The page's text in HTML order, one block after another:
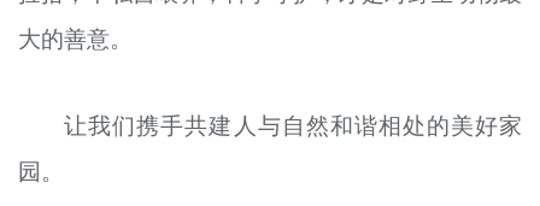
大的善意。
让我们携手共建人与自然和谐相处的美好家
园。